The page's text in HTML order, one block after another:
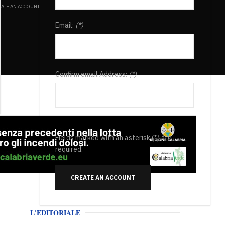
AN ACCOUNT
Email: (*)
Confirm email Address:(*)
Fields marked with an asterisk (*) are
required.
CREATE AN ACCOUNT
L'EDITORIALE